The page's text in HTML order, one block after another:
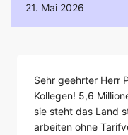
21. Mai 2026
Sehr geehrter Herr
Kollegen! 5,6
sie steht das Land
arbeiten ohne